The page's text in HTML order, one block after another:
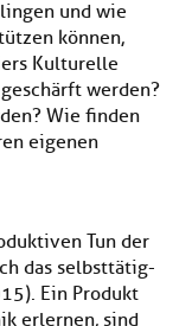
und wie
können,
Kulturelle
werden?
Wie finden
eigenen
Tun der
das selbsttätig-
Ein Produkt
erlernen, sind